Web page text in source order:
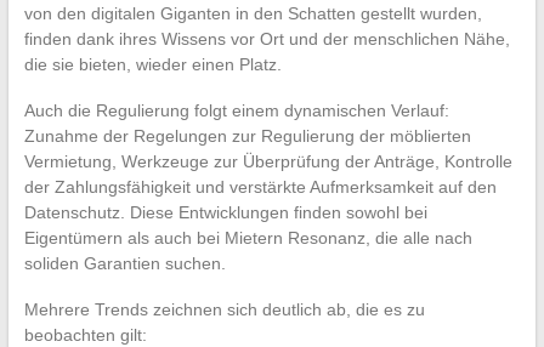
von den digitalen Giganten in den Schatten gestellt wurden,
finden dank ihres Wissens vor Ort und der menschlichen Nähe,
die sie bieten, wieder einen Platz.
Auch die Regulierung folgt einem dynamischen Verlauf:
Zunahme der Regelungen zur Regulierung der möblierten
Vermietung, Werkzeuge zur Überprüfung der Anträge, Kontrolle
der Zahlungsfähigkeit und verstärkte Aufmerksamkeit auf den
Datenschutz. Diese Entwicklungen finden sowohl bei
Eigentümern als auch bei Mietern Resonanz, die alle nach
soliden Garantien suchen.
Mehrere Trends zeichnen sich deutlich ab, die es zu
beobachten gilt: